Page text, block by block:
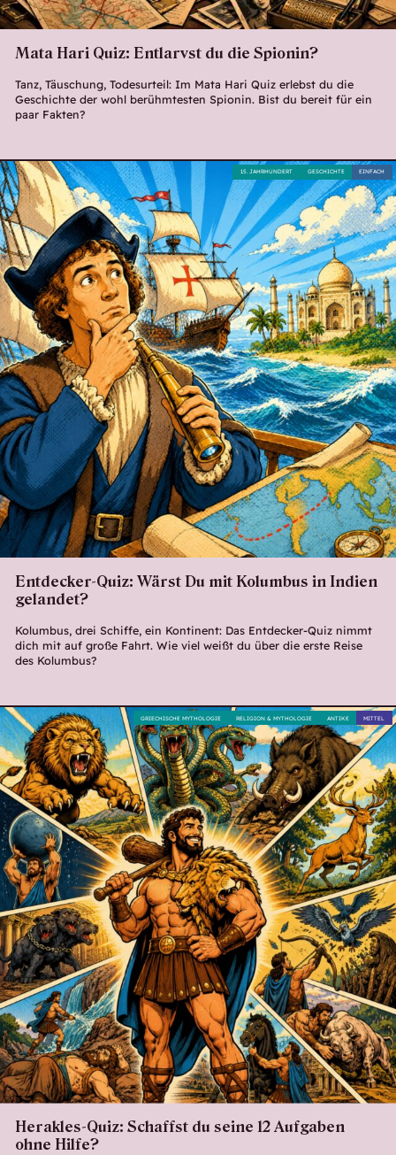
Mata Hari Quiz: Entlarvst du die Spionin?
Tanz, Täuschung, Todesurteil: Im Mata Hari Quiz erlebst du die
Geschichte der wohl berühmtesten Spionin. Bist du bereit für ein
paar Fakten?
Entdecker-Quiz: Wärst Du mit Kolumbus in Indien
gelandet?
Kolumbus, drei Schiffe, ein Kontinent: Das Entdecker-Quiz nimmt
dich mit auf große Fahrt. Wie viel weißt du über die erste Reise
des Kolumbus?
EINFACH
GESCHICHTE
15. JAHRHUNDERT
Herakles-Quiz: Schaffst du seine 12 Aufgaben
ohne Hilfe?
MITTEL
ANTIKE
RELIGION & MYTHOLOGIE
GRIECHISCHE MYTHOLOGIE